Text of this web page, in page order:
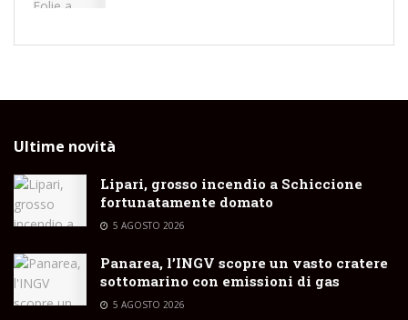
Ultime novità
Lipari, grosso incendio a Schiccione
fortunatamente domato
5 AGOSTO 2026
Panarea, l’INGV scopre un vasto cratere
sottomarino con emissioni di gas
5 AGOSTO 2026